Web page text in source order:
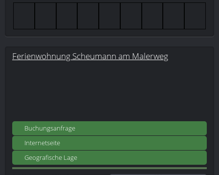
Ferienwohnung Scheumann am Malerweg
Buchungsanfrage
Internetseite
Geografische Lage